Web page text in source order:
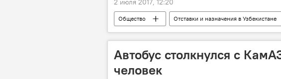
2 июля 2017, 12:20
Общество Отставки и назначения в Узбекистане
Автобус столкнулся с
человек